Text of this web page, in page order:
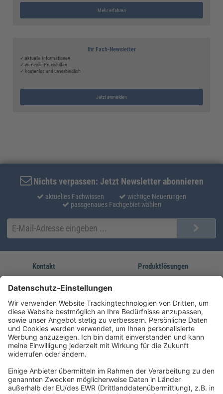
Mehr erfahren
Ihr Fach-Newsletter
✓ aktuelle Informationen
✓ wertvolle Praxishilfen
✓ kostenlos und unverbindlich
Jetzt anmelden
Nichts verpassen: Jetzt Newsletter abonnieren
aktuelles Fachwissen
wichtige Neuerungen
passgenaues Fachgebiet wählen
Kontakt
service@forum-verlag.com
Mo-Do 07:30 - 17:00 Uhr
Fr 07:30 - 15:00 Uhr
Produktlösungen
Unsere Marken
Folgen Sie uns